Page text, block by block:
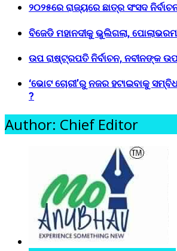
୨୦୨୫ରେ ରାଜ୍ୟରେ ଛାତ୍ର ସଂସଦ
ବିଜେଡି ମହାନଦୀକୁ ଭୁଲିଗଲା,
ଉପ ରାଷ୍ଟ୍ରପତି ନିର୍ବାଚନ, ନବୀନଙ୍କ
‘ଭୋଟ ଚୋରୀ’ରୁ ନଜର ହଟାଇବାକୁ
?
Author: Chief Editor